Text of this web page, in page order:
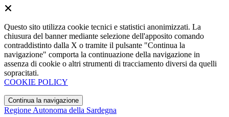
Questo sito utilizza cookie tecnici e statistici anonimizzati. La
chiusura del banner mediante selezione dell'apposito comando
contraddistinto dalla X o tramite il pulsante "Continua la
navigazione" comporta la continuazione della navigazione in
assenza di cookie o altri strumenti di tracciamento diversi da quelli
sopracitati.
COOKIE POLICY
Continua la navigazione
Regione Autonoma della Sardegna